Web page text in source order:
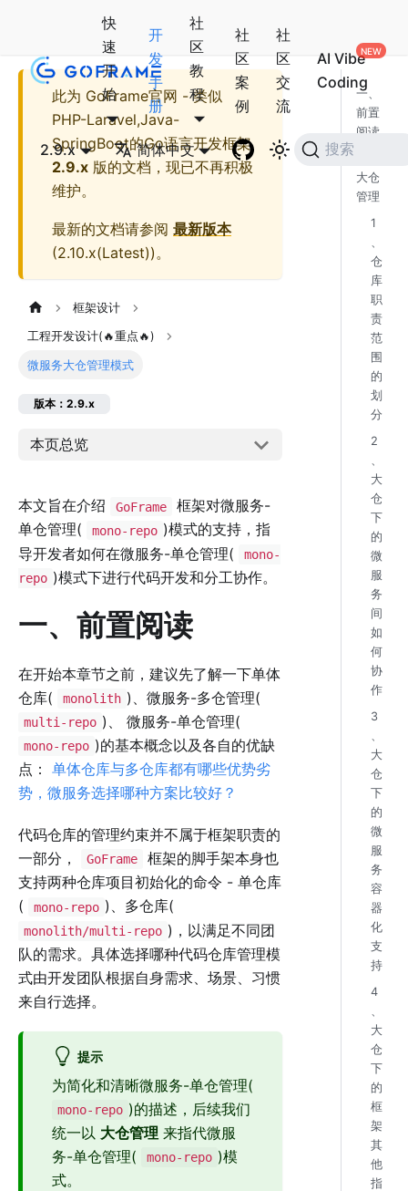
快
速
开
始
开
发
手
册
社
区
教
程
社
区
案
例
社
区
交
流
AI Vibe
Coding
2.9.x 简体中文 搜索
此为 GoFrame官网 - 类似
PHP-Laravel,Java-
SpringBoot的Go语言开发框架
2.9.x 版的文档，现已不再积极
维护。
最新的文档请参阅 最新版本
(2.10.x(Latest))。
框架设计
工程开发设计(🔥重点🔥)
微服务大仓管理模式
版本：2.9.x
本页总览
本文旨在介绍 GoFrame
框架对微服务-
单仓管理(
mono-repo )模式的支持，指
导开发者如何在微服务-单仓管理(
mono-
repo )模式下进行代码开发和分工协作。
一、前置阅读
在开始本章节之前，建议先了解一下单体
仓库(
monolith )、微服务-多仓管理(
multi-repo )、 微服务-单仓管理(
mono-repo )的基本概念以及各自的优缺
点： 单体仓库与多仓库都有哪些优势劣
势，微服务选择哪种方案比较好？
代码仓库的管理约束并不属于框架职责的
一部分，
GoFrame
框架的脚手架本身也
支持两种仓库项目初始化的命令 - 单仓库
(
mono-repo )、多仓库(
monolith/multi-repo )，以满足不同团
队的需求。具体选择哪种代码仓库管理模
式由开发团队根据自身需求、场景、习惯
来自行选择。
提示
为简化和清晰微服务-单仓管理(
mono-repo )的描述，后续我们
统一以 大仓管理 来指代微服
务-单仓管理(
mono-repo )模
式。
一、
前置
阅读
大仓
管理
1
、
仓
库
职
责
范
围
的
划
分
2
、
大
仓
下
的
微
服
务
间
如
何
协
作
3
、
大
仓
下
的
微
服
务
容
器
化
支
持
4
、
大
仓
下
的
框
架
其
他
指